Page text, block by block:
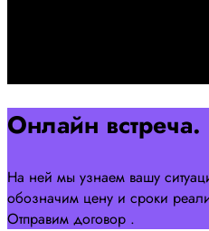
Онлайн встреча.
На ней мы узнаем вашу
обозначим цену и сроки
Отправим договор .